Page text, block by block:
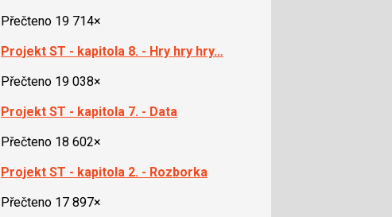
Přečteno 19 714×
Projekt ST - kapitola 8. - Hry hry hry…
Přečteno 19 038×
Projekt ST - kapitola 7. - Data
Přečteno 18 602×
Projekt ST - kapitola 2. - Rozborka
Přečteno 17 897×